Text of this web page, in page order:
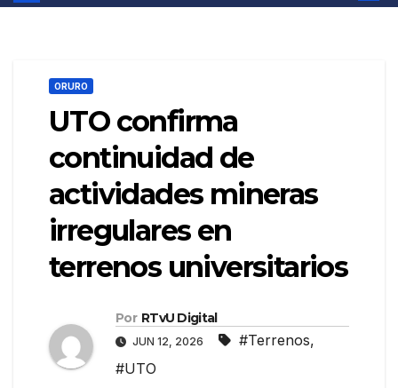
ORURO
UTO confirma
continuidad de
actividades mineras
irregulares en
terrenos universitarios
Por RTvU Digital
JUN 12, 2026 #Terrenos,
#UTO